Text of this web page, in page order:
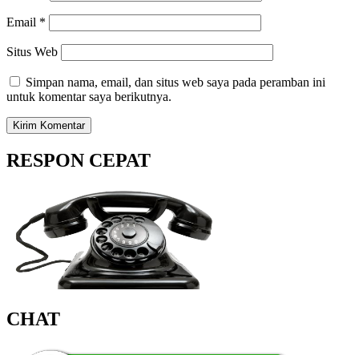
Email *
Situs Web
Simpan nama, email, dan situs web saya pada peramban ini
untuk komentar saya berikutnya.
RESPON CEPAT
CHAT